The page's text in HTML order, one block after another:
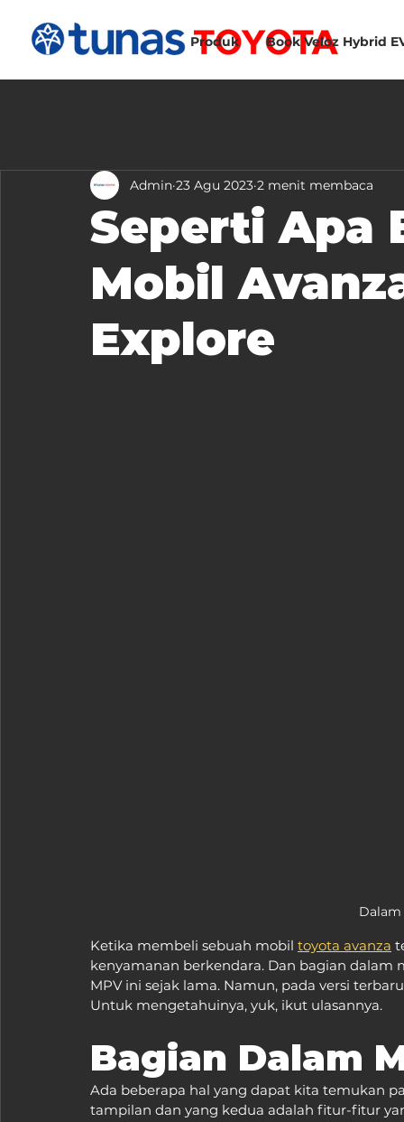
Produk Book Veloz Hybrid
Seperti Apa
Mobil
Explore
Admin 23 Agu 2023 2 menit membaca
Dalam
Ketika membeli sebuah mobil toyota avanza
kenyamanan berkendara. Dan bagian
MPV ini sejak lama. Namun, pada versi
Untuk mengetahuinya, yuk, ikut ulasannya.
Bagian Dalam
Ada beberapa hal yang dapat kita temukan
tampilan dan yang kedua adalah fitur-fitur